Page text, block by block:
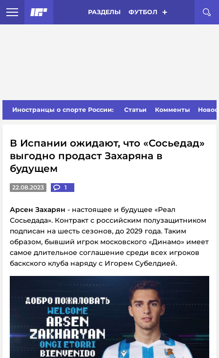
РАЗДЕЛЫ ФУТБОЛ
Иностранцы о спорте России: Статьи Комменты
В Испании ожидают, что «Сосьедад»
выгодно продаст Захаряна в
будущем
22.08.2023 1
Арсен Захарян - настоящее и будущее «Реал
Сосьедада». Контракт с российским полузащитником
подписан на шесть сезонов, до 2029 года. Таким
образом, бывший игрок московского «Динамо» имеет
самое длительное соглашение среди всех игроков
баскского клуба наряду с Игорем Субелдией.